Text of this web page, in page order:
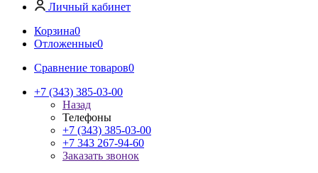
Личный кабинет
Корзина0
Отложенные0
Сравнение товаров0
+7 (343) 385-03-00
Назад
Телефоны
+7 (343) 385-03-00
+7 343 267-94-60
Заказать звонок